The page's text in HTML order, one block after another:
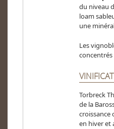
du niveau
loam
une
Les
Torbreck
de la
croissance
en hiver et